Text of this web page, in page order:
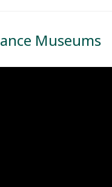
Museums